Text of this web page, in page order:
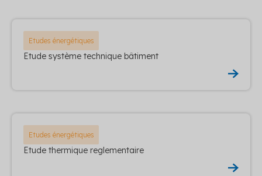
Etudes énergétiques
Etude système technique bâtiment
Etudes énergétiques
Etude thermique reglementaire